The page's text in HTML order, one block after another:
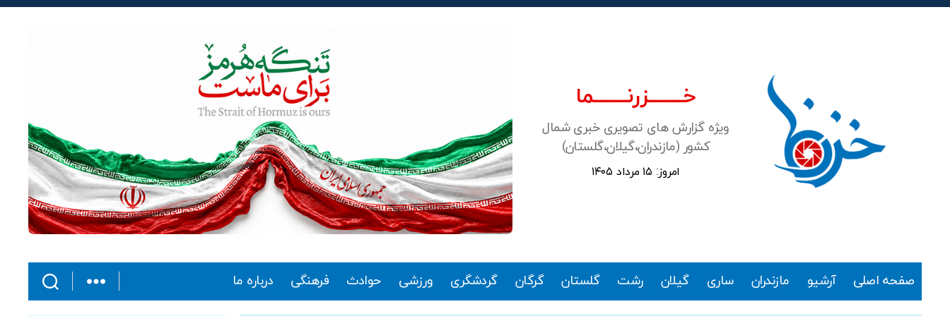
خـــــــزرنـــــــما
ویژه گزارش های تصویری خبری شمال
کشور (مازندران،گیلان،گلستان)
امروز: ۱۵ مرداد ۱۴۰۵
صفحه اصلی آرشیو مازندران ساری گیلان رشت گلستان گرگان گردشگری ورزشی حوادث فرهنگی درباره ما